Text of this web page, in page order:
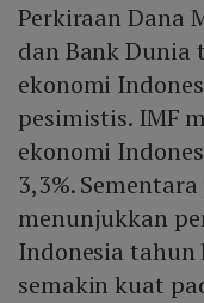
Perkiraan Dana
dan Bank
ekonomi
pesimistis. IMF
ekonomi
3,3%.
menunjukkan
Indonesia tahun
semakin kuat